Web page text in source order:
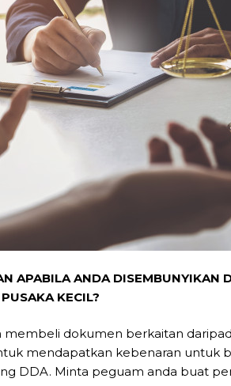
APABILA ANDA DISEMBUNYIKAN
KECIL?
membeli dokumen berkaitan
mendapatkan kebenaran untuk
DDA. Minta peguam anda buat